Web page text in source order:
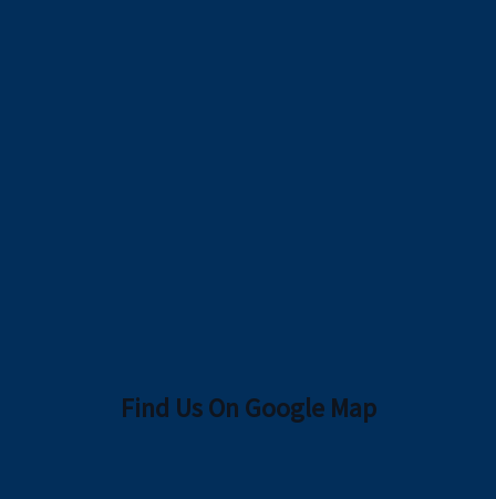
Find Us On Google Map